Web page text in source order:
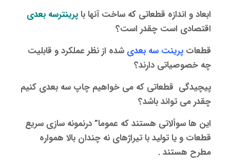
ابعاد و اندازه قطعاتی که ساخت آنها با پرینترسه بعدی
اقتصادی است چقدر است؟
قطعات پرینت سه بعدی شده از نظر عملکرد و قابلیت
چه خصوصیاتی دارند؟
پیچیدگی قطعاتی که می خواهیم چاپ سه بعدی کنیم
چقدر می تواند باشد؟
این ها سوألاتی هستند که عموما” درنمونه سازی سریع
قطعات و یا تولید با تیراژهای نه چندان بالا همواره
مطرح هستند .